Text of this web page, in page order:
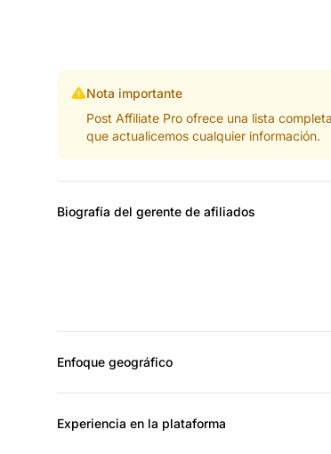
Nota importante
Post Affiliate Pro ofrece una lista
que actualicemos cualquier información.
Biografía del gerente de afiliados
Enfoque geográfico
Experiencia en la plataforma